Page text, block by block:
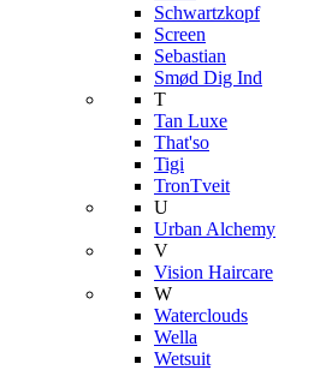
Schwartzkopf
Screen
Sebastian
Smød Dig Ind
T
Tan Luxe
That'so
Tigi
TronTveit
U
Urban Alchemy
V
Vision Haircare
W
Waterclouds
Wella
Wetsuit